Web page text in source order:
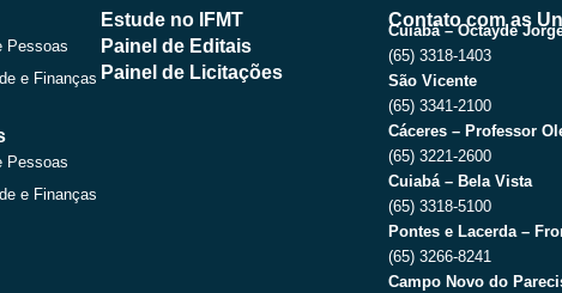
t
t
e
r
b
e
Pessoas
e Finanças
Pessoas
e Finanças
Estude no IFMT
Painel de Editais
Painel de Licitações
Contato com as
Cuiabá – Octayde
(65) 3318-1403
São Vicente
(65) 3341-2100
Cáceres – Professor
(65) 3221-2600
Cuiabá – Bela Vista
(65) 3318-5100
Pontes e Lacerda –
(65) 3266-8241
Campo Novo do